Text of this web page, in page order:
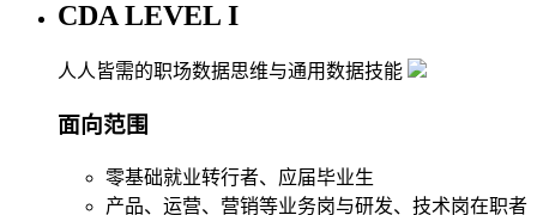
CDA LEVEL I
人人皆需的职场数据思维与通用数据技能
面向范围
零基础就业转行者、应届毕业生
产品、运营、营销等业务岗与研发、技术岗在职者